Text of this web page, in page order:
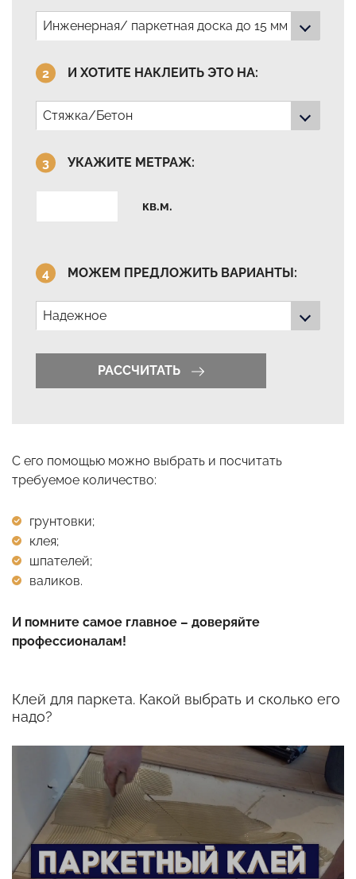
Инженерная/ паркетная доска до 15 мм толщиной
И ХОТИТЕ НАКЛЕИТЬ ЭТО НА:
Стяжка/Бетон
УКАЖИТЕ МЕТРАЖ:
кв.м.
МОЖЕМ ПРЕДЛОЖИТЬ ВАРИАНТЫ:
Надежное
РАССЧИТАТЬ
С его помощью можно выбрать и посчитать
требуемое количество:
грунтовки;
клея;
шпателей;
валиков.
И помните самое главное – доверяйте
профессионалам!
Клей для паркета. Какой выбрать и сколько его
надо?